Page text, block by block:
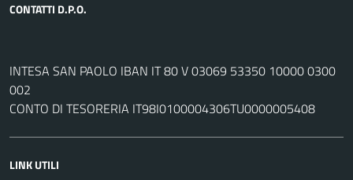
CONTATTI D.P.O.
INTESA SAN PAOLO IBAN IT 80 V 03069 53350 10000 0300
002
CONTO DI TESORERIA IT98I0100004306TU0000005408
LINK UTILI